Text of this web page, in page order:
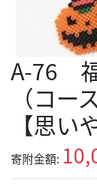
A-76
（コー
【思い
寄附金額: